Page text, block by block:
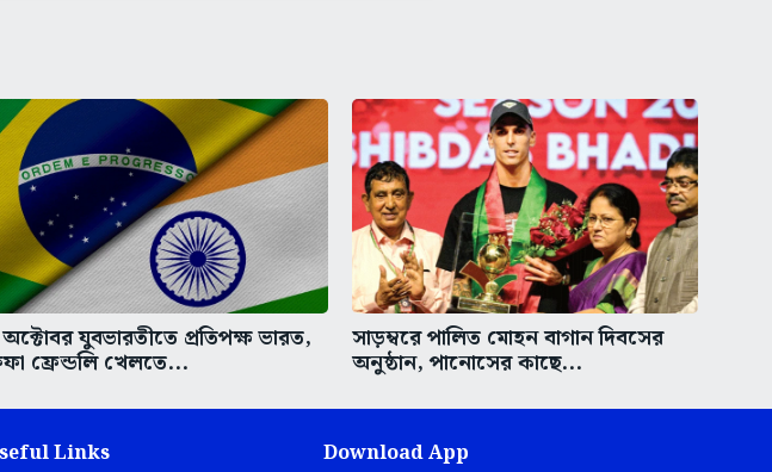
যুবভারতীতে প্রতিপক্ষ ভারত,
ফ্রেন্ডলি খেলতে...
সাড়ম্বরে পালিত মোহন বাগান দিবসের
অনুষ্ঠান, পানোসের কাছে...
Links Download App